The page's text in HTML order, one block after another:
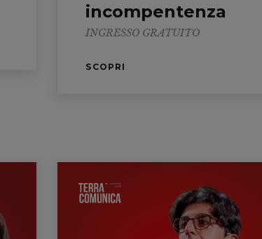
incompentenza
INGRESSO GRATUITO
SCOPRI